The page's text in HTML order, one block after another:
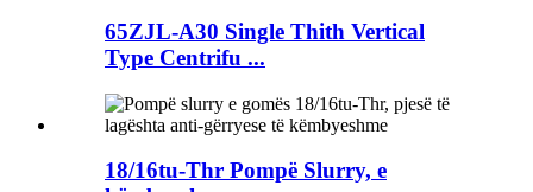
65ZJL-A30 Single Thith Vertical
Type Centrifu ...
18/16tu-Thr Pompë Slurry, e